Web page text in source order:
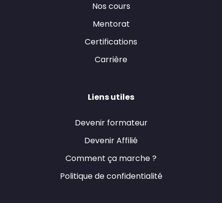
Nos cours
Mentorat
Certifications
Carrière
Liens utiles
Devenir formateur
Devenir Affilié
Comment ça marche ?
Politique de confidentialité